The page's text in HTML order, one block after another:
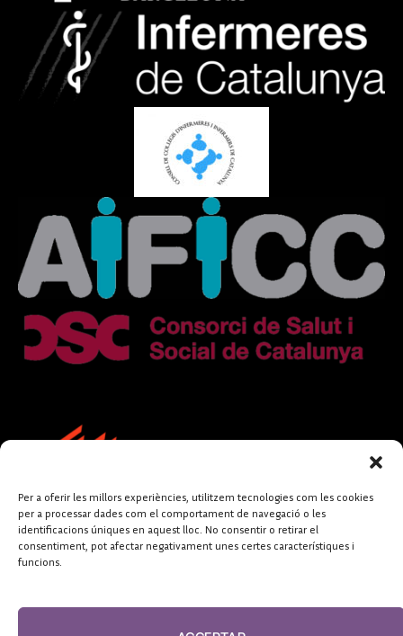
Per a oferir les millors experiències, utilitzem tecnologies com les cookies
per a processar dades com el comportament de navegació o les
identificacions úniques en aquest lloc. No consentir o retirar el
consentiment, pot afectar negativament unes certes característiques i
funcions.
FUNDACIÓ